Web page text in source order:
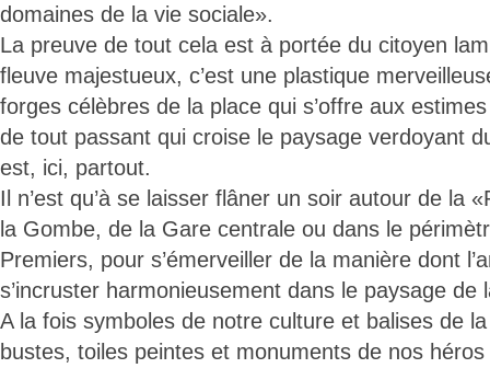
domaines de la vie sociale».
La preuve de tout cela est à portée du citoyen
fleuve majestueux, c’est une plastique
forges célèbres de la place qui s’offre aux
de tout passant qui croise le paysage verdoyant
est, ici, partout.
Il n’est qu’à se laisser flâner un soir autour de la
la Gombe, de la Gare centrale ou dans le
Premiers, pour s’émerveiller de la manière dont
s’incruster harmonieusement dans le paysage de
A la fois symboles de notre culture et balises de
bustes, toiles peintes et monuments de nos héros